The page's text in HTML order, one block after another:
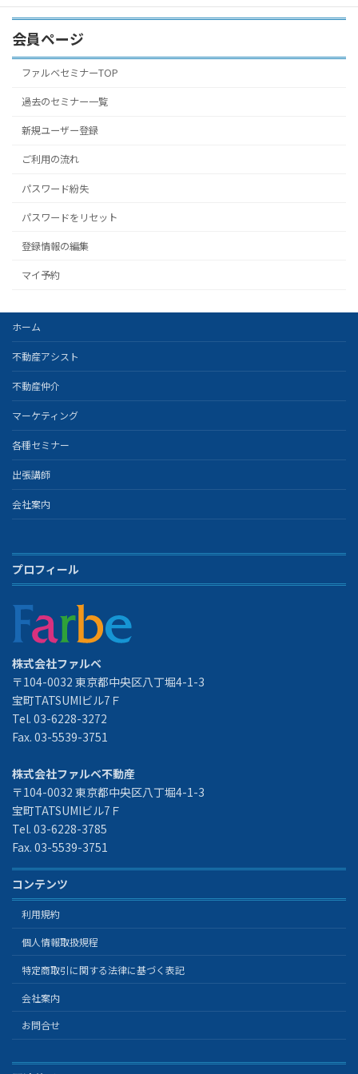
会員ページ
ファルベセミナーTOP
過去のセミナー一覧
新規ユーザー登録
ご利用の流れ
パスワード紛失
パスワードをリセット
登録情報の編集
マイ予約
ホーム
不動産アシスト
不動産仲介
マーケティング
各種セミナー
出張講師
会社案内
プロフィール
株式会社ファルベ
〒104-0032 東京都中央区八丁堀4-1-3
宝町TATSUMIビル7Ｆ
Tel. 03-6228-3272
Fax. 03-5539-3751
株式会社ファルベ不動産
〒104-0032 東京都中央区八丁堀4-1-3
宝町TATSUMIビル7Ｆ
Tel. 03-6228-3785
Fax. 03-5539-3751
コンテンツ
利用規約
個人情報取扱規程
特定商取引に関する法律に基づく表記
会社案内
お問合せ